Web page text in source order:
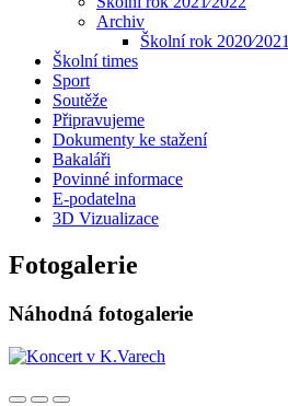
Archiv
Školní rok 2020⁄2021
Školní times
Sport
Soutěže
Připravujeme
Dokumenty ke stažení
Bakaláři
Povinné informace
E-podatelna
3D Vizualizace
Fotogalerie
Náhodná fotogalerie